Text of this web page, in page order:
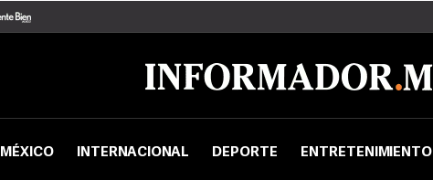
MÉXICO INTERNACIONAL DEPORTE ENTRETENIMIENTO